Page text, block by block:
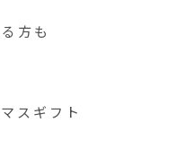
方も
スギフト